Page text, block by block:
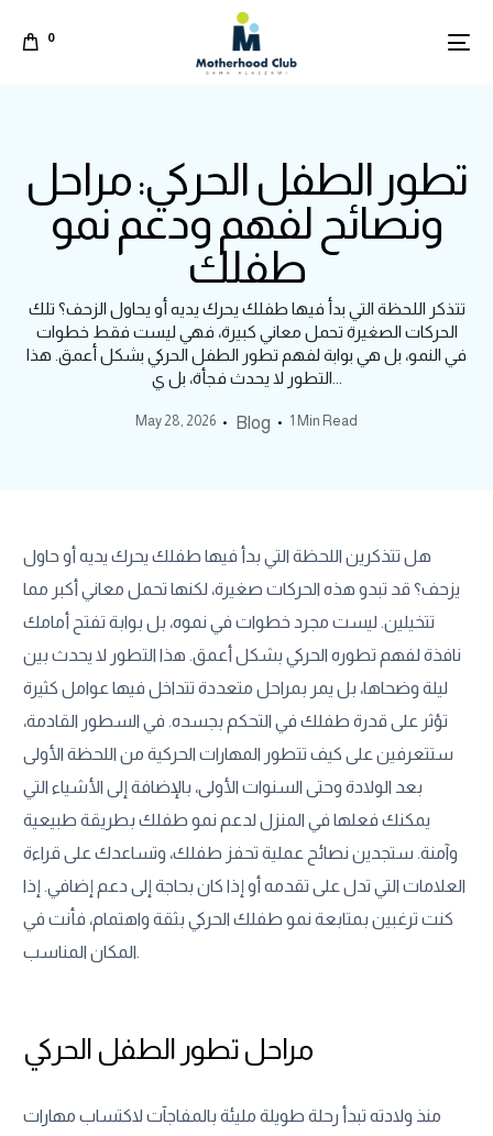
0
تطور الطفل الحركي: مراحل
ونصائح لفهم ودعم نمو
طفلك
تتذكر اللحظة التي بدأ فيها طفلك يحرك يديه أو يحاول الزحف؟ تلك
الحركات الصغيرة تحمل معاني كبيرة، فهي ليست فقط خطوات
في النمو، بل هي بوابة لفهم تطور الطفل الحركي بشكل أعمق. هذا
May 28, 2026 Blog 1 Min Read
هل تتذكرين اللحظة التي بدأ فيها طفلك يحرك يديه أو حاول
يزحف؟ قد تبدو هذه الحركات صغيرة، لكنها تحمل معاني أكبر مما
تتخيلين. ليست مجرد خطوات في نموه، بل بوابة تفتح أمامك
نافذة لفهم تطوره الحركي بشكل أعمق. هذا التطور لا يحدث بين
ليلة وضحاها، بل يمر بمراحل متعددة تتداخل فيها عوامل كثيرة
تؤثر على قدرة طفلك في التحكم بجسده. في السطور القادمة،
ستتعرفين على كيف تتطور المهارات الحركية من اللحظة الأولى
بعد الولادة وحتى السنوات الأولى، بالإضافة إلى الأشياء التي
يمكنك فعلها في المنزل لدعم نمو طفلك بطريقة طبيعية
وآمنة. ستجدين نصائح عملية تحفز طفلك، وتساعدك على قراءة
العلامات التي تدل على تقدمه أو إذا كان بحاجة إلى دعم إضافي. إذا
كنت ترغبين بمتابعة نمو طفلك الحركي بثقة واهتمام، فأنت في
المكان المناسب.
مراحل تطور الطفل الحركي
منذ ولادته تبدأ رحلة طويلة مليئة بالمفاجآت لاكتساب مهارات